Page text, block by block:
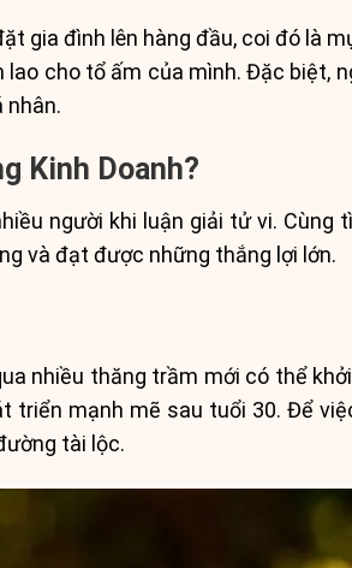
gia đình lên hàng đầu, coi đó là
cho tổ ấm của mình. Đặc biệt,
nhân.
Kinh Doanh?
người khi luận giải tử vi. Cùng
và đạt được những thắng lợi lớn.
nhiều thăng trầm mới có thể
mạnh mẽ sau tuổi 30. Để
tài lộc.